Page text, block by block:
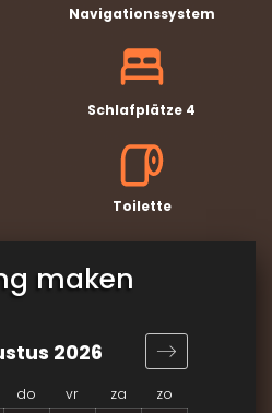
Navigationssystem
Schlafplätze 4
Toilette
maken
do vr za zo
2026